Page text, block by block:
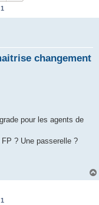
r
1
changement
pour les agents de
? Une passerelle ?
1